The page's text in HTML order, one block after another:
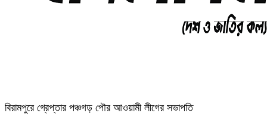
বিরামপুরে গ্রেপ্তার পঞ্চগড় পৌর আওয়ামী লীগের সভাপতি